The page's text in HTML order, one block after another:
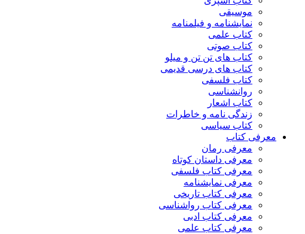
موسیقی
نمایشنامه و فیلمنامه
کتاب علمی
کتاب صوتی
کتاب های تن تن و میلو
کتاب های درسی قدیمی
کتاب فلسفی
روانشناسی
کتاب اشعار
زندگی نامه و خاطرات
کتاب سیاسی
معرفی کتاب
معرفی رمان
معرفی داستان کوتاه
معرفی کتاب فلسفی
معرفی نمایشنامه
معرفی کتاب تاریخی
معرفی کتاب رواشناسی
معرفی کتاب ادبی
معرفی کتاب علمی